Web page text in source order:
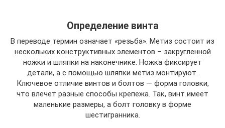
Определение винта
В переводе термин означает «резьба». Метиз состоит из
нескольких конструктивных элементов – закругленной
ножки и шляпки на наконечнике. Ножка фиксирует
детали, а с помощью шляпки метиз монтируют.
Ключевое отличие винтов и болтов — форма головки,
что влечет разные способы крепежа. Так, винт имеет
маленькие размеры, а болт головку в форме
шестигранника.